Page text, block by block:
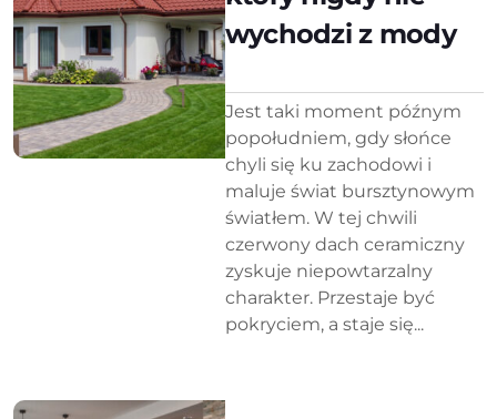
wychodzi z mody
Jest taki moment późnym
popołudniem, gdy słońce
chyli się ku zachodowi i
maluje świat bursztynowym
światłem. W tej chwili
czerwony dach ceramiczny
zyskuje niepowtarzalny
charakter. Przestaje być
pokryciem, a staje się...